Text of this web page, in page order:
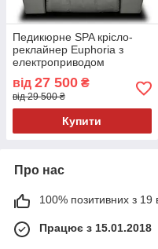
Педикюрне SPA крісло-
реклайнер Euphoria з
електроприводом
від 27 500 ₴
від 29 500 ₴
Купити
Про нас
100% позитивних з 19
Працює з 15.01.2018